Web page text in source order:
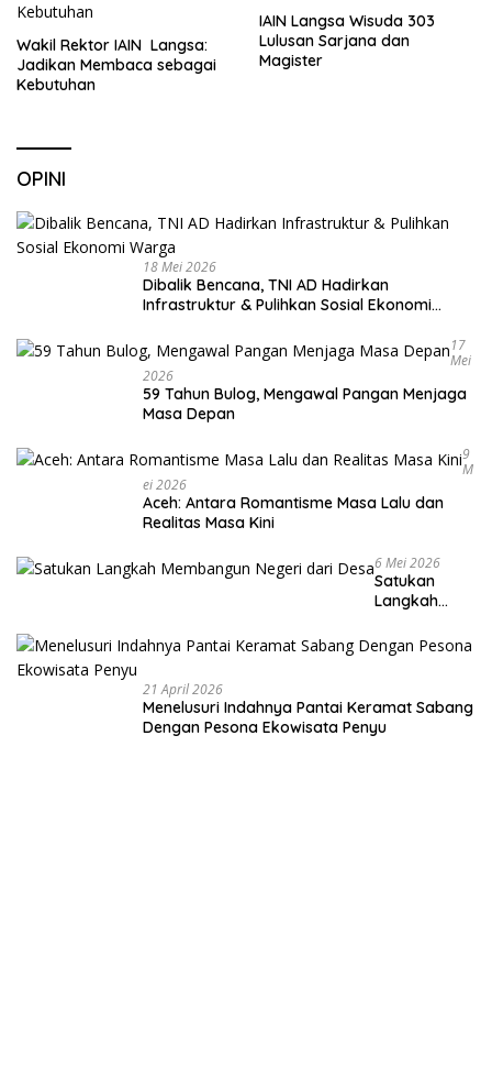
Wakil Rektor IAIN Langsa:
Jadikan Membaca sebagai
Kebutuhan
IAIN Langsa Wisuda 303
Lulusan Sarjana dan
Magister
OPINI
18 Mei 2026
Dibalik Bencana, TNI AD Hadirkan
Infrastruktur & Pulihkan Sosial Ekonomi
17
Mei
2026
59 Tahun Bulog, Mengawal Pangan Menjaga
Masa Depan
9
M
Ei 2026
Aceh: Antara Romantisme Masa Lalu dan
Realitas Masa Kini
6 Mei 2026
Satukan
Langkah
Negeri dari
Desa
21 April 2026
Menelusuri Indahnya Pantai Keramat Sabang
Dengan Pesona Ekowisata Penyu